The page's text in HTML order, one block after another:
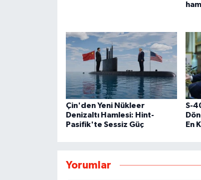
Çin'den Yeni Nükleer
Denizaltı Hamlesi: Hint-
Pasifik'te Sessiz Güç
S-
En
Yorumlar